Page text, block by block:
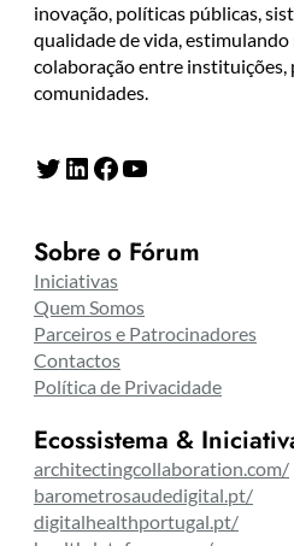
inovação, políticas públicas,
qualidade de vida, estimulando
colaboração entre instituições,
comunidades.
Twitter LinkedIn Facebook YouTube
Sobre o Fórum
Iniciativas
Quem Somos
Parceiros e Patrocinadores
Contactos
Política de Privacidade
Ecossistema &
architectingcollaboration.com/
barometrosaudedigital.pt/
digitalhealthportugal.pt/